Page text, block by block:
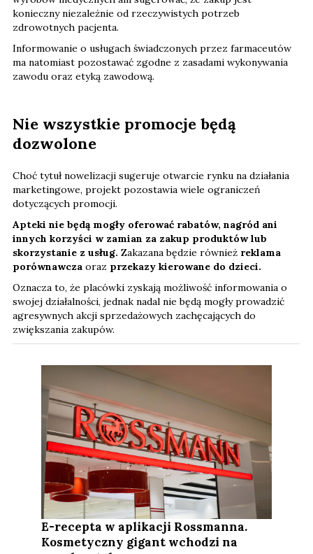
konieczny niezależnie od rzeczywistych potrzeb
zdrowotnych pacjenta.
Informowanie o usługach świadczonych przez farmaceutów
ma natomiast pozostawać zgodne z zasadami wykonywania
zawodu oraz etyką zawodową.
Nie wszystkie promocje będą
dozwolone
Choć tytuł nowelizacji sugeruje otwarcie rynku na działania
marketingowe, projekt pozostawia wiele ograniczeń
dotyczących promocji.
Apteki nie będą mogły oferować rabatów, nagród ani
innych korzyści w zamian za zakup produktów lub
skorzystanie z usług. Zakazana będzie również reklama
porównawcza oraz przekazy kierowane do dzieci.
Oznacza to, że placówki zyskają możliwość informowania o
swojej działalności, jednak nadal nie będą mogły prowadzić
agresywnych akcji sprzedażowych zachęcających do
zwiększania zakupów.
E-recepta w aplikacji Rossmanna.
Kosmetyczny gigant wchodzi na